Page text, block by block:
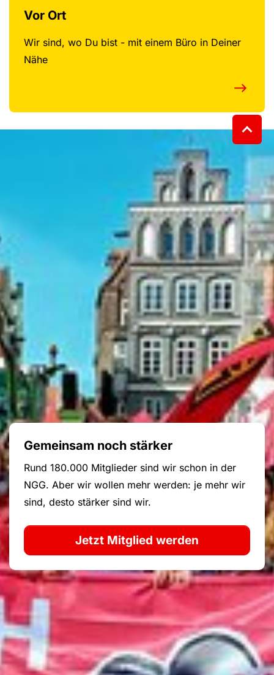
Vor Ort
Wir sind, wo Du bist - mit einem Büro in Deiner
Nähe
Gemeinsam noch stärker
Rund 180.000 Mitglieder sind wir schon in der
NGG. Aber wir wollen mehr werden: je mehr wir
sind, desto stärker sind wir.
Jetzt Mitglied werden